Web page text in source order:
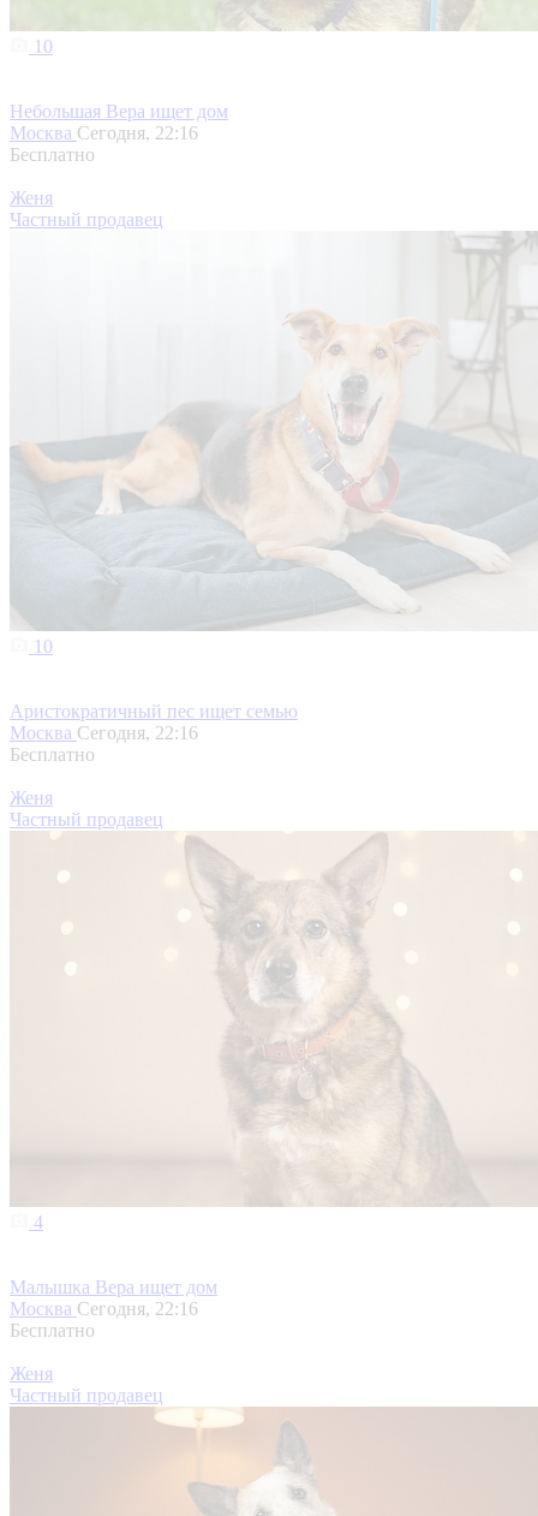
10
Небольшая Вера ищет дом
Москва Сегодня, 22:16
Бесплатно
Женя
Частный продавец
10
Аристократичный пес ищет семью
Москва Сегодня, 22:16
Бесплатно
Женя
Частный продавец
4
Малышка Вера ищет дом
Москва Сегодня, 22:16
Бесплатно
Женя
Частный продавец